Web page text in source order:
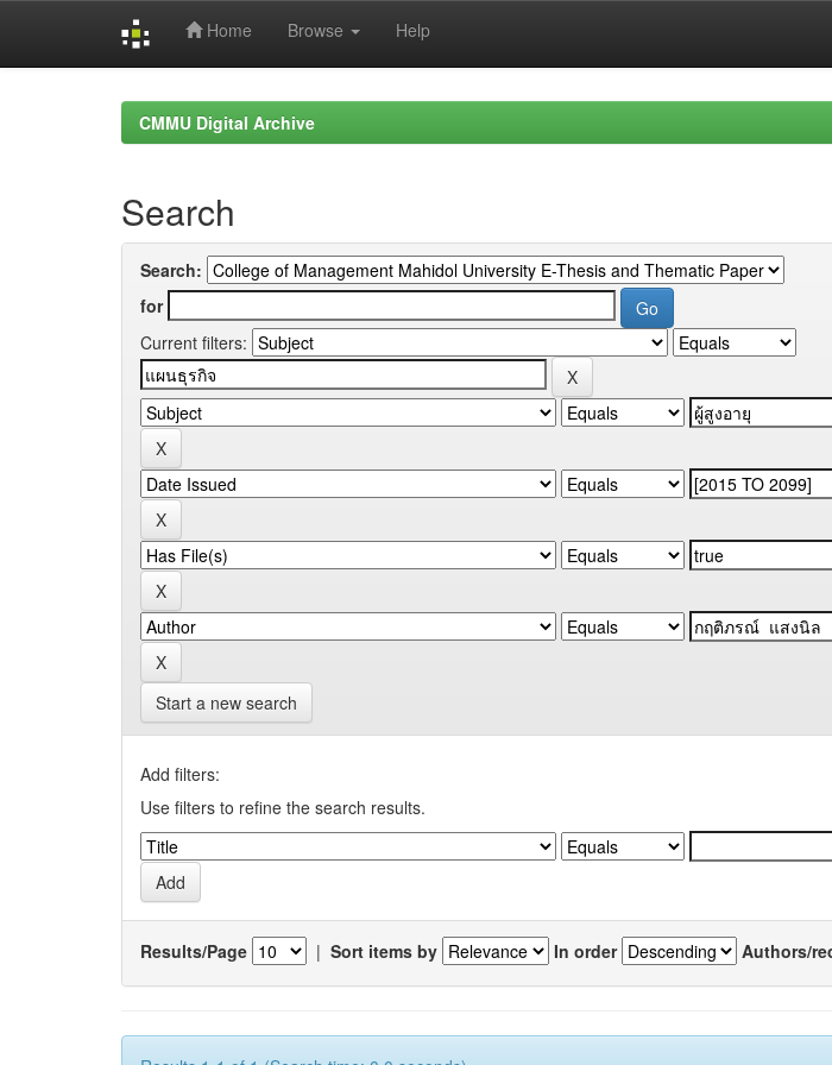
Home Browse Help
CMMU Digital Archive
Search
Search:
for
Current filters:
Start a new search
Add filters:
Use filters to refine the search results.
Results/Page | Sort items by In order Authors/